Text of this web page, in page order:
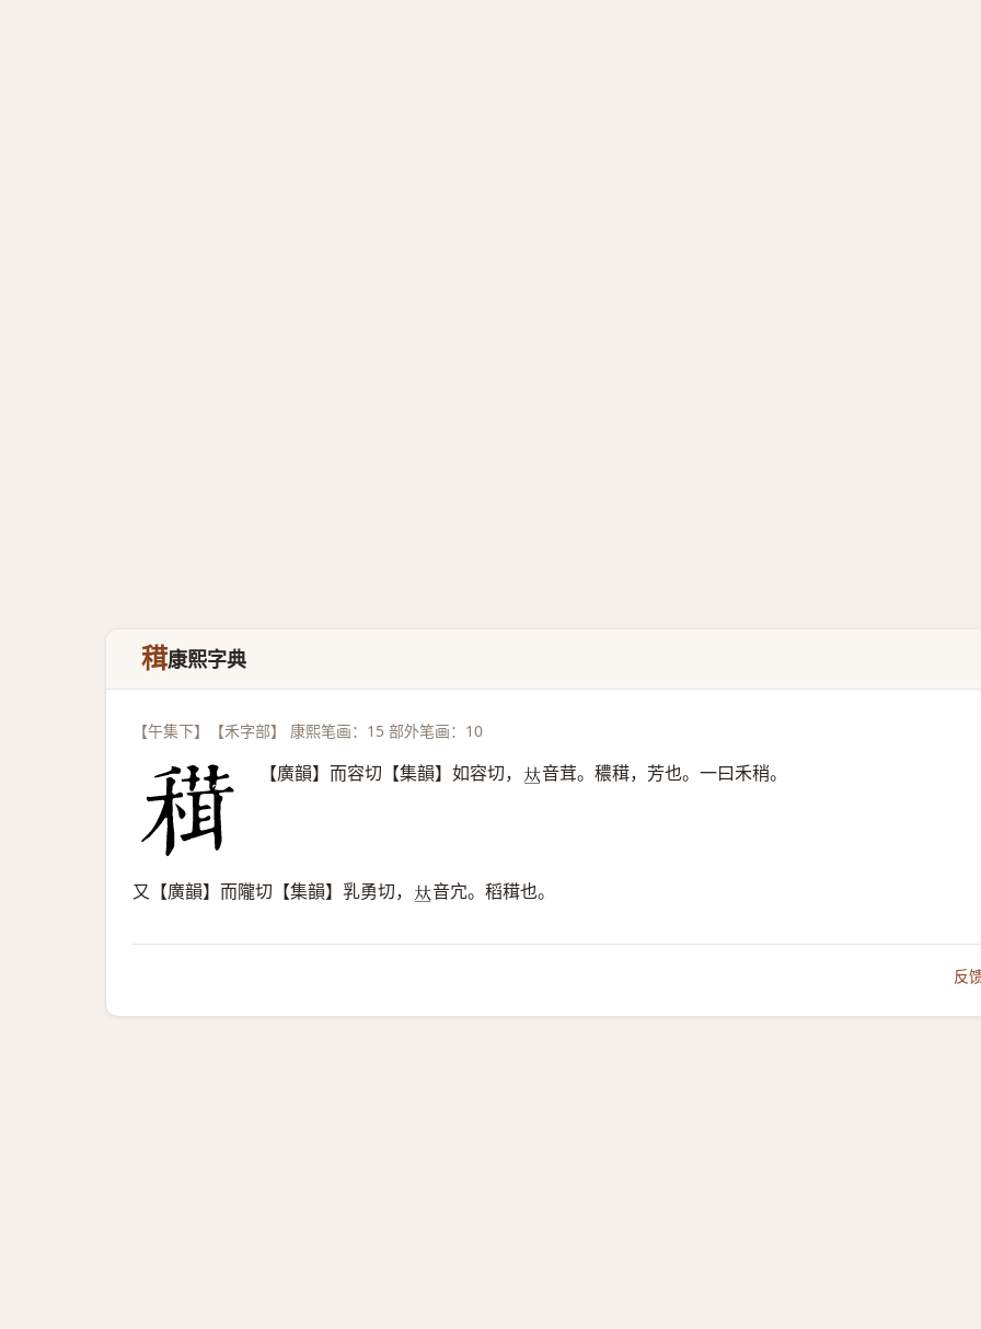
穁康熙字典
【午集下】【禾字部】 康熙笔画：15 部外笔画：10
【廣韻】而容切【集韻】如容切， 𠀤音茸。穠穁，芳也。一曰禾稍。
又【廣韻】而隴切【集韻】乳勇切， 𠀤音宂。稻穁也。
反